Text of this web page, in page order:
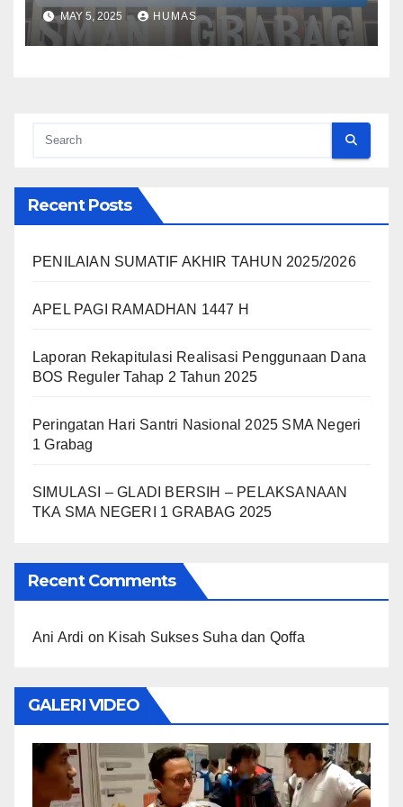
2024/2025
MAY 5, 2025 HUMAS
Recent Posts
PENILAIAN SUMATIF AKHIR TAHUN 2025/2026
APEL PAGI RAMADHAN 1447 H
Laporan Rekapitulasi Realisasi Penggunaan Dana
BOS Reguler Tahap 2 Tahun 2025
Peringatan Hari Santri Nasional 2025 SMA Negeri
1 Grabag
SIMULASI – GLADI BERSIH – PELAKSANAAN
TKA SMA NEGERI 1 GRABAG 2025
Recent Comments
Ani Ardi on Kisah Sukses Suha dan Qoffa
GALERI VIDEO
Video
Player